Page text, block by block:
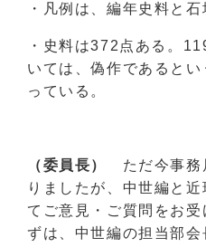
・凡例は、編年史料と
・史料は372点ある。
いては、偽作であると
っている。
（委員長） ただ今事
りましたが、中世編と
てご意見・ご質問をお
ずは、中世編の担当部